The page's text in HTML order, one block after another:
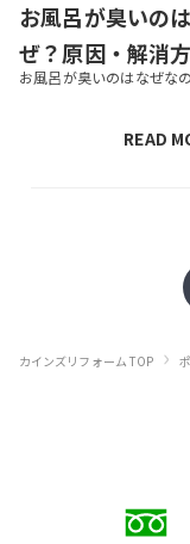
お風呂が臭いの
ぜ？原因・解消
とれないときの
READ
カインズリフォーム TOP ›